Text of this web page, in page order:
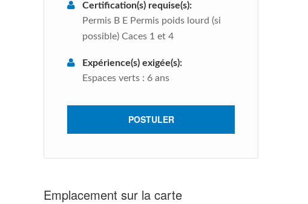
Certification(s) requise(s):
Permis B E Permis poids lourd (si
possible) Caces 1 et 4
Expérience(s) exigée(s):
Espaces verts : 6 ans
POSTULER
Emplacement sur la carte